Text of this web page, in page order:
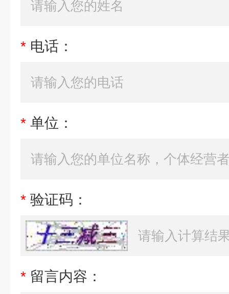
* 电话：
* 单位：
* 验证码：
* 留言内容：